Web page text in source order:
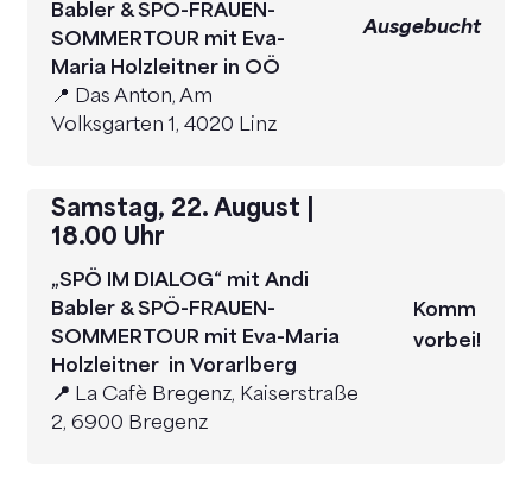
Babler & SPÖ-FRAUEN-
SOMMERTOUR mit Eva-
Maria Holzleitner in OÖ
📍 Das Anton, Am
Volksgarten 1, 4020 Linz
Ausgebucht
Samstag, 22. August |
18.00 Uhr
„SPÖ IM DIALOG“ mit Andi
Babler & SPÖ-FRAUEN-
SOMMERTOUR mit Eva-Maria
Holzleitner in Vorarlberg
📍 La Cafè Bregenz, Kaiserstraße
2, 6900 Bregenz
Komm
vorbei!